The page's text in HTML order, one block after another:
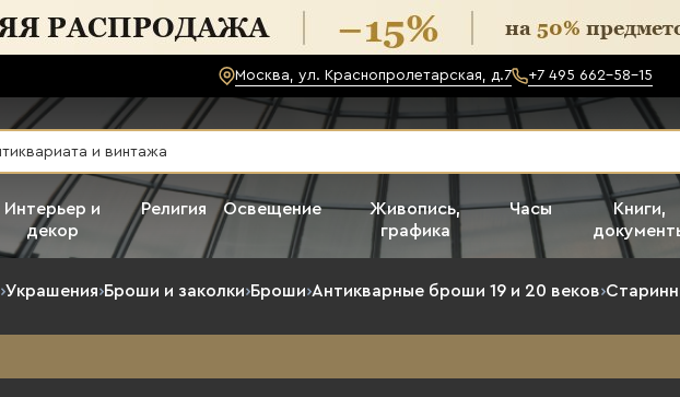
Москва, ул. Краснопролетарская, д.7 +7 495 662-58-15
Интерьер и
декор
Религия Освещение
Живопись,
графика
Часы
Книги,
›Украшения›Броши и заколки›Броши›Антикварные броши 19 и 20 веков›